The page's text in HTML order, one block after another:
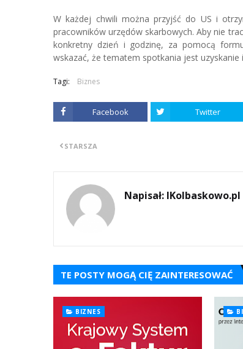
W każdej chwili można przyjść do US i
pracowników urzędów skarbowych. Aby nie
konkretny dzień i godzinę, za pomocą
wskazać, że tematem spotkania jest uzyskanie
Tagi: Biznes
Facebook Twitter
STARSZA
Napisał:
TE POSTY MOGĄ CIĘ ZAINTERESOWAĆ
BIZNES